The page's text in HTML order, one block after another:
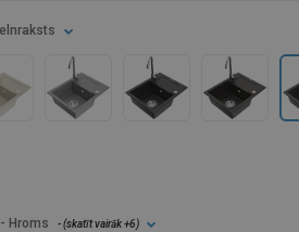
- Hroms - (skatīt vairāk+6)